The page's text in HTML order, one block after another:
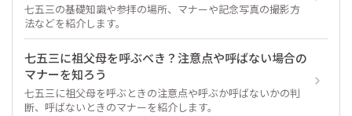
七五三の基礎知識や参拝の場所、マナーや記念写真の撮影方
法などを紹介します。
七五三に祖父母を呼ぶべき？注意点や呼ばない場合の
マナーを知ろう
七五三に祖父母を呼ぶときの注意点や呼ぶか呼ばないかの判
断、呼ばないときのマナーを紹介します。